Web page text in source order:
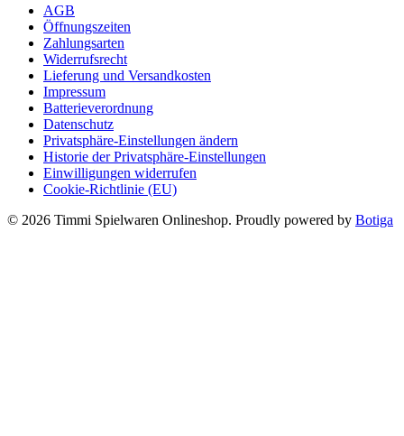
AGB
Öffnungszeiten
Zahlungsarten
Widerrufsrecht
Lieferung und Versandkosten
Impressum
Batterieverordnung
Datenschutz
Privatsphäre-Einstellungen ändern
Historie der Privatsphäre-Einstellungen
Einwilligungen widerrufen
Cookie-Richtlinie (EU)
© 2026 Timmi Spielwaren Onlineshop. Proudly powered by Botiga